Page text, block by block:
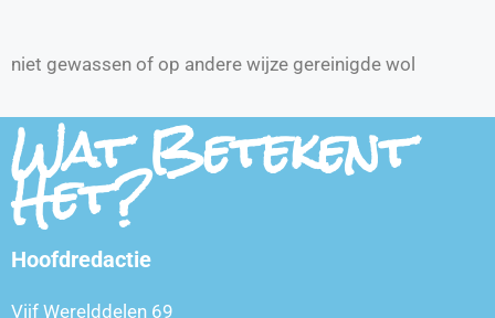
niet gewassen of op andere wijze gereinigde wol
Wat Betekent
Het?
Hoofdredactie
Vijf Werelddelen 69